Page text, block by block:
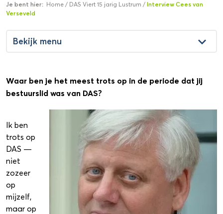
Je bent hier: Home / DAS Viert 15 jarig Lustrum / Interview Cees van
Verseveld
Waar ben je het meest trots op in de periode dat jij
bestuurslid was van DAS?
Ik ben
trots op
DAS —
niet
zozeer
op
mijzelf,
maar op
Bekijk menu keyboard_arrow_down